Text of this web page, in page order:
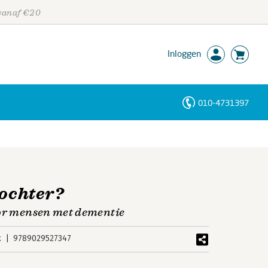
€20
Inloggen
010-4731397
mensen met dementie
9789029527347
Personen